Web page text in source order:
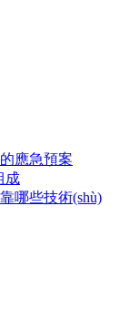
應急預案
成
哪些技術(shù)